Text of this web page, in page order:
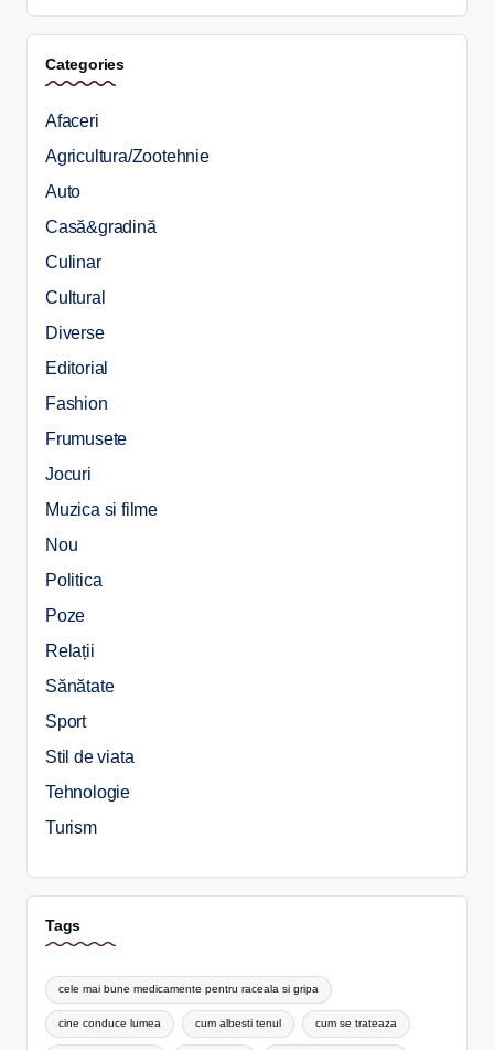
Categories
Afaceri
Agricultura/Zootehnie
Auto
Casă&gradină
Culinar
Cultural
Diverse
Editorial
Fashion
Frumusete
Jocuri
Muzica si filme
Nou
Politica
Poze
Relații
Sănătate
Sport
Stil de viata
Tehnologie
Turism
Tags
cele mai bune medicamente pentru raceala si gripa
cine conduce lumea cum albesti tenul cum se trateaza